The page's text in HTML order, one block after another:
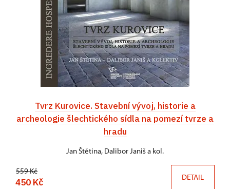
Tvrz Kurovice. Stavební vývoj, historie a
archeologie šlechtického sídla na pomezí tvrze a
hradu
Jan Štětina, Dalibor Janiš a kol.
559 Kč
450 Kč DETAIL